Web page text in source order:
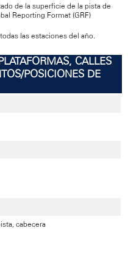
de la superficie de la pista de
Reporting Format (GRF)
las estaciones del año.
CALLES
POSICIONES DE
cabecera